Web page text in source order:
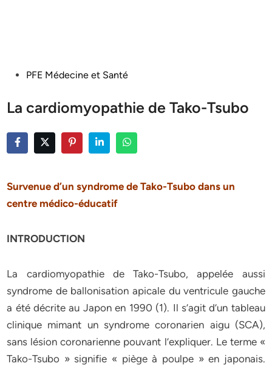
PostedPFE Médecine et Santé
La cardiomyopathie de Tako-Tsubo
Survenue d’un syndrome de Tako-Tsubo dans un
centre médico-éducatif
INTRODUCTION
La cardiomyopathie de Tako-Tsubo, appelée aussi
syndrome de ballonisation apicale du ventricule gauche
a été décrite au Japon en 1990 (1). Il s’agit d’un tableau
clinique mimant un syndrome coronarien aigu (SCA),
sans lésion coronarienne pouvant l’expliquer. Le terme «
Tako-Tsubo » signifie « piège à poulpe » en japonais.